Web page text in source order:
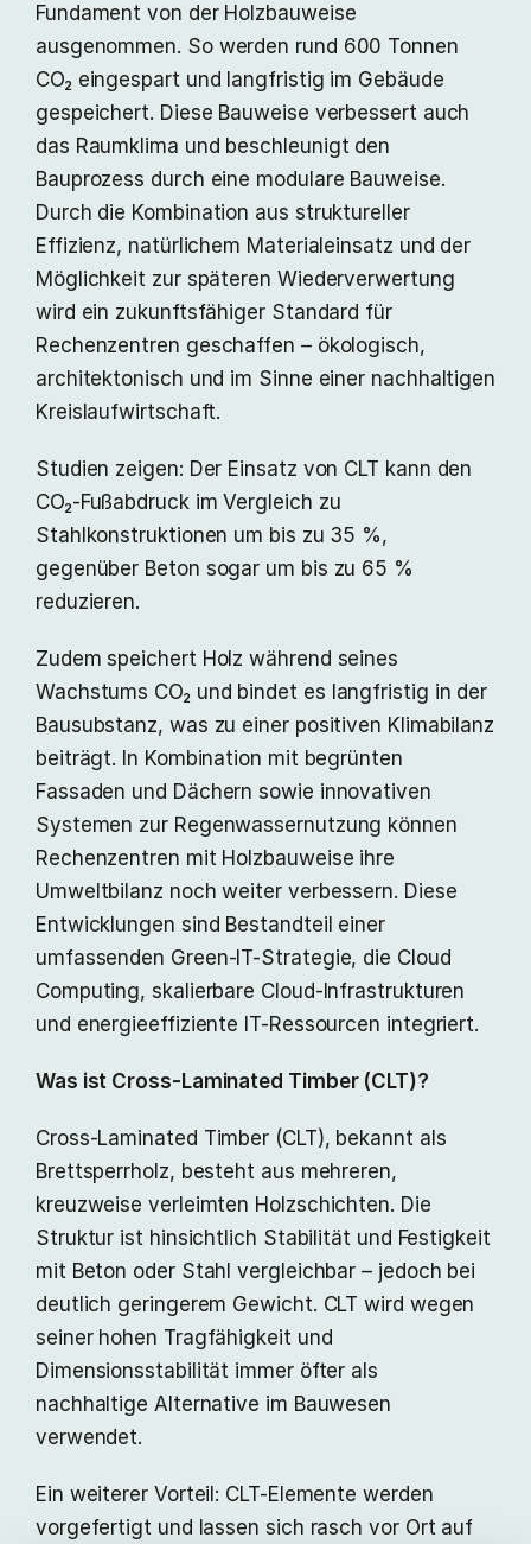
Fundament von der Holzbauweise
ausgenommen. So werden rund 600 Tonnen
CO₂ eingespart und langfristig im Gebäude
gespeichert. Diese Bauweise verbessert auch
das Raumklima und beschleunigt den
Bauprozess durch eine modulare Bauweise.
Durch die Kombination aus struktureller
Effizienz, natürlichem Materialeinsatz und der
Möglichkeit zur späteren Wiederverwertung
wird ein zukunftsfähiger Standard für
Rechenzentren geschaffen – ökologisch,
architektonisch und im Sinne einer nachhaltigen
Kreislaufwirtschaft.
Studien zeigen: Der Einsatz von CLT kann den
CO₂-Fußabdruck im Vergleich zu
Stahlkonstruktionen um bis zu 35 %,
gegenüber Beton sogar um bis zu 65 %
reduzieren.
Zudem speichert Holz während seines
Wachstums CO₂ und bindet es langfristig in der
Bausubstanz, was zu einer positiven Klimabilanz
beiträgt. In Kombination mit begrünten
Fassaden und Dächern sowie innovativen
Systemen zur Regenwassernutzung können
Rechenzentren mit Holzbauweise ihre
Umweltbilanz noch weiter verbessern. Diese
Entwicklungen sind Bestandteil einer
umfassenden Green-IT-Strategie, die Cloud
Computing, skalierbare Cloud-Infrastrukturen
und energieeffiziente IT-Ressourcen integriert.
Was ist Cross-Laminated Timber (CLT)?
Cross-Laminated Timber (CLT), bekannt als
Brettsperrholz, besteht aus mehreren,
kreuzweise verleimten Holzschichten. Die
Struktur ist hinsichtlich Stabilität und Festigkeit
mit Beton oder Stahl vergleichbar – jedoch bei
deutlich geringerem Gewicht. CLT wird wegen
seiner hohen Tragfähigkeit und
Dimensionsstabilität immer öfter als
nachhaltige Alternative im Bauwesen
verwendet.
Ein weiterer Vorteil: CLT-Elemente werden
vorgefertigt und lassen sich rasch vor Ort auf